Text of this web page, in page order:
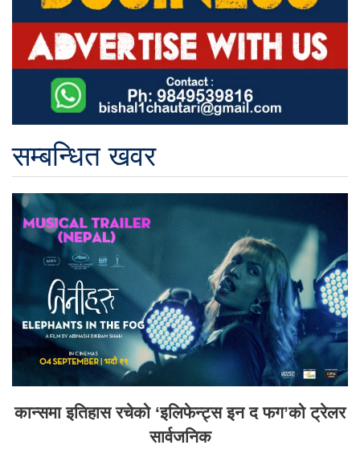
सम्बन्धित खवर
कान्समा इतिहास रचेको ‘इलिफेन्ट्स इन द फग’को ट्रेलर
सार्वजनिक